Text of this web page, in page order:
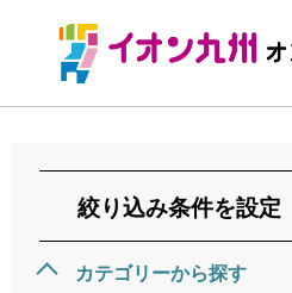
絞り込み条件を設定
カテゴリーから探す